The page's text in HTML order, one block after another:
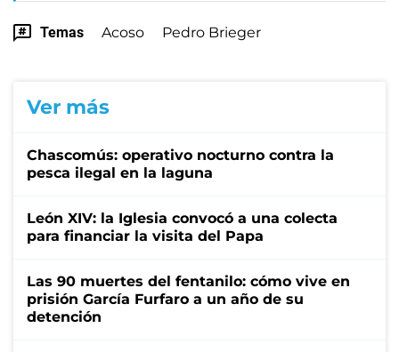
Temas Acoso Pedro Brieger
Ver más
Chascomús: operativo nocturno contra la
pesca ilegal en la laguna
León XIV: la Iglesia convocó a una colecta
para financiar la visita del Papa
Las 90 muertes del fentanilo: cómo vive en
prisión García Furfaro a un año de su
detención